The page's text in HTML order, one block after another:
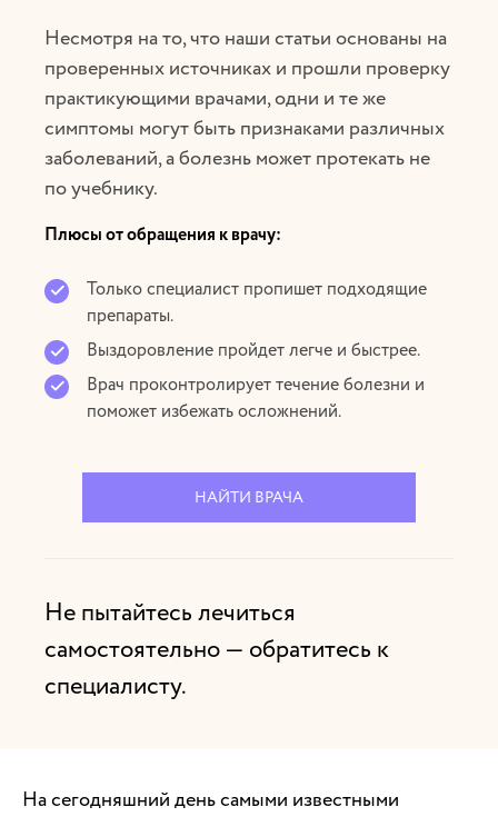
Несмотря на то, что наши статьи основаны на
проверенных источниках и прошли проверку
практикующими врачами, одни и те же
симптомы могут быть признаками различных
заболеваний, а болезнь может протекать не
по учебнику.
Плюсы от обращения к врачу:
Только специалист пропишет подходящие
препараты.
Выздоровление пройдет легче и быстрее.
Врач проконтролирует течение болезни и
поможет избежать осложнений.
НАЙТИ ВРАЧА
Не пытайтесь лечиться
самостоятельно — обратитесь к
специалисту.
На сегодняшний день самыми известными